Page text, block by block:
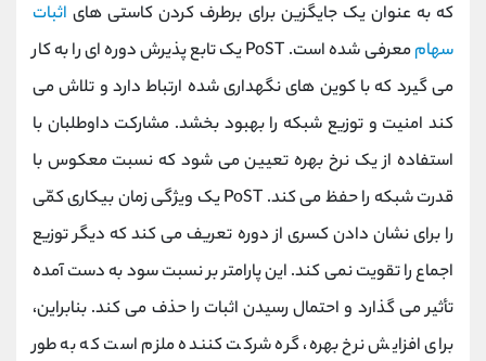
که به عنوان یک جایگزین برای برطرف کردن کاستی های اثبات
سهام
معرفی شده است. PoST یک تابع پذیرش دوره ای را به کار
می گیرد که با کوین های نگهداری شده ارتباط دارد و تلاش می
کند امنیت و توزیع شبکه را بهبود بخشد. مشارکت داوطلبان با
استفاده از یک نرخ بهره تعیین می شود که نسبت معکوس با
قدرت شبکه را حفظ می کند. PoST یک ویژگی زمان بیکاری کمّی
را برای نشان دادن کسری از دوره تعریف می کند که دیگر توزیع
اجماع را تقویت نمی کند. این پارامتر بر نسبت سود به دست آمده
تأثیر می گذارد و احتمال رسیدن اثبات را حذف می کند. بنابراین،
برای افزایش نرخ بهره، گره شرکت کننده ملزم است که به طور